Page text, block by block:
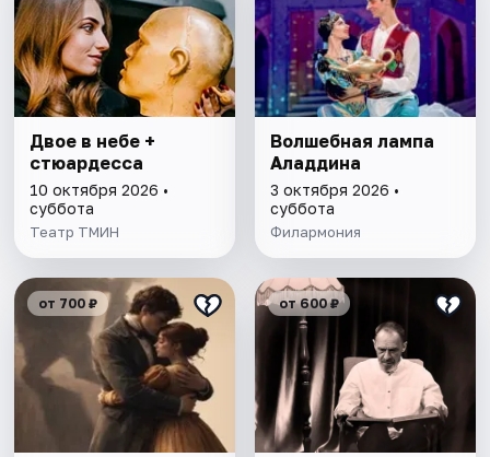
Двое в небе +
стюардесса
10 октября 2026 •
суббота
Театр ТМИН
Волшебная лампа
Аладдина
3 октября 2026 •
суббота
Филармония
от 700 ₽ от 600 ₽